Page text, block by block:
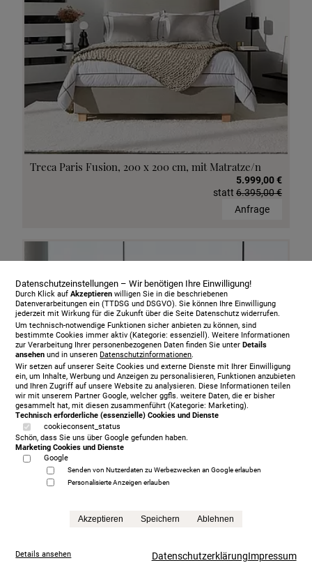
Treca Paris Fusion, 200 x 200 cm, mit Matratze/n
5.999,00 €
statt 6.395,00 €
Anfrage
Treca Paris Oreiller, 200 x 200 cm, mit Matratze/n,
grey
Datenschutzeinstellungen – Wir benötigen Ihre Einwilligung!
Durch Klick aufAkzeptieren willigen Sie in die beschriebenen
Datenverarbeitungen ein (TTDSG und DSGVO). Sie können Ihre Einwilligung
jederzeit mit Wirkung für die Zukunft über die Seite Datenschutz widerrufen.
Um technisch-notwendige Funktionen sicher anbieten zu können, sind
bestimmte Cookies immer aktiv (Kategorie: essenziell). Weitere Informationen
zur Verarbeitung Ihrer personenbezogenen Daten finden Sie unterDetails
ansehen und in unserenDatenschutzinformationen.
Wir setzen auf unserer Seite Cookies und externe Dienste mit Ihrer Einwilligung
ein, um Inhalte, Werbung und Anzeigen zu personalisieren, Funktionen anzubieten
und Ihren Zugriff auf unsere Website zu analysieren. Diese Informationen teilen
wir mit unserem Partner Google, welcher ggfls. weitere Daten, die er bisher
gesammelt hat, mit diesen zusammenführt (Kategorie: Marketing).
Technisch erforderliche (essenzielle) Cookies und Dienste
cookieconsent_status
Schön, dass Sie uns über Google gefunden haben.
Marketing Cookies und Dienste
Google
Senden von Nutzerdaten zu Werbezwecken an Google erlauben
Personalisierte Anzeigen erlauben
Akzeptieren Speichern Ablehnen
Details ansehen DatenschutzerklärungImpressum